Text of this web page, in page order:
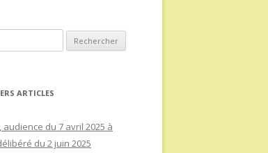
ARTICLES
audience du 7 avril 2025 à
du 2 juin 2025